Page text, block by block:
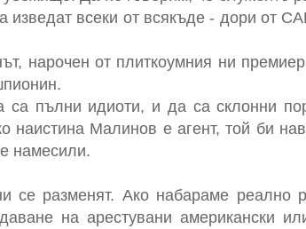
изведат всеки от всякъде - дори от
нарочен от плиткоумния ни
пълни идиоти, и да са склонни
наистина Малинов е агент, той би
намесили.
се разменят. Ако набараме реално
на арестувани американски